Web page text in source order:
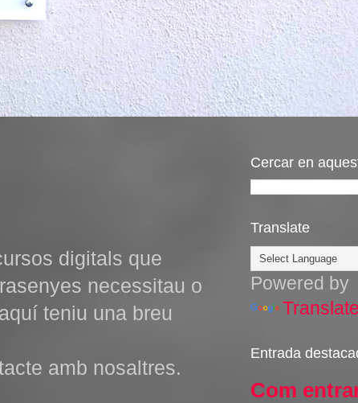
digitals que
necessitau o
teniu una breu
amb nosaltres.
Cercar en
Translate
Powered by
Entrada
Com